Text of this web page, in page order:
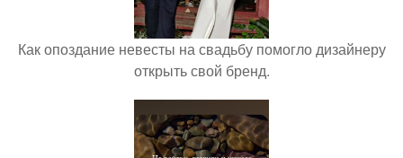
Как опоздание невесты на свадьбу помогло дизайнеру
открыть свой бренд.